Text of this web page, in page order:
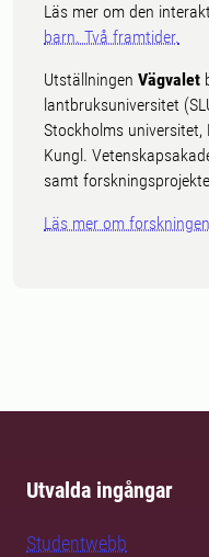
Läs mer om den
barn. Två framtider.
Utställningen Vägvalet
lantbruksuniversitet
Stockholms universitet,
Kungl.
samt
Läs mer om
Utvalda ingångar
Studentwebb